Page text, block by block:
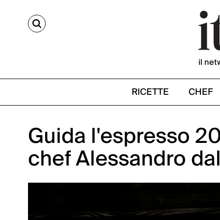
CERCA
il
RICETTE CHEF
Guida l'espresso
chef Alessandro